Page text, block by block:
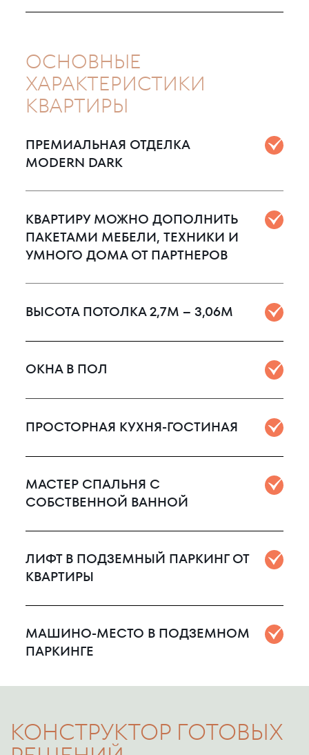
ОСНОВНЫЕ
ХАРАКТЕРИСТИКИ
КВАРТИРЫ
ПРЕМИАЛЬНАЯ ОТДЕЛКА
MODERN DARK
КВАРТИРУ МОЖНО ДОПОЛНИТЬ
ПАКЕТАМИ МЕБЕЛИ, ТЕХНИКИ И
УМНОГО ДОМА ОТ ПАРТНЕРОВ
ВЫСОТА ПОТОЛКА 2,7М – 3,06М
ОКНА В ПОЛ
ПРОСТОРНАЯ КУХНЯ-ГОСТИНАЯ
МАСТЕР СПАЛЬНЯ С
СОБСТВЕННОЙ ВАННОЙ
ЛИФТ В ПОДЗЕМНЫЙ ПАРКИНГ ОТ
КВАРТИРЫ
МАШИНО-МЕСТО В ПОДЗЕМНОМ
ПАРКИНГЕ
КОНСТРУКТОР ГОТОВЫХ